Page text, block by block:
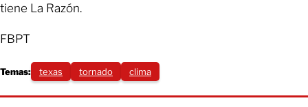
tiene La Razón.
FBPT
Temas: texas tornado clima